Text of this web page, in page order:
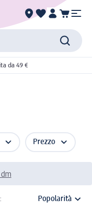
da 49 €
Prezzo